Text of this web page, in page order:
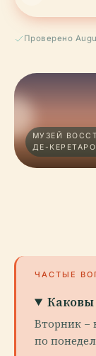
Проверено
МУЗЕЙ
ДЕ-КЕРЕТАРО
ЧАСТЫЕ
Каковы
Вторник –
по